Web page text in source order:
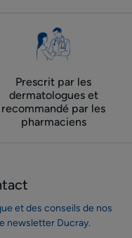
Prescrit par les
dermatologues ​et
recommandé par les
pharmaciens
et des conseils de nos
newsletter Ducray.